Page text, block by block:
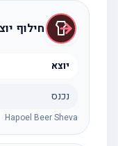
חילוף יוצא
יוצא
נכנס
Hapoel Beer Sheva